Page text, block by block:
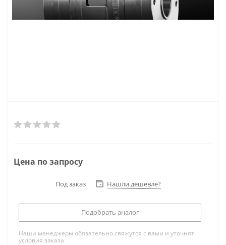
Цена по запросу
Под заказ Нашли дешевле?
Подобрать аналог
Наши менеджеры обязательно свяжутся с вами и уточнят
условия заказа